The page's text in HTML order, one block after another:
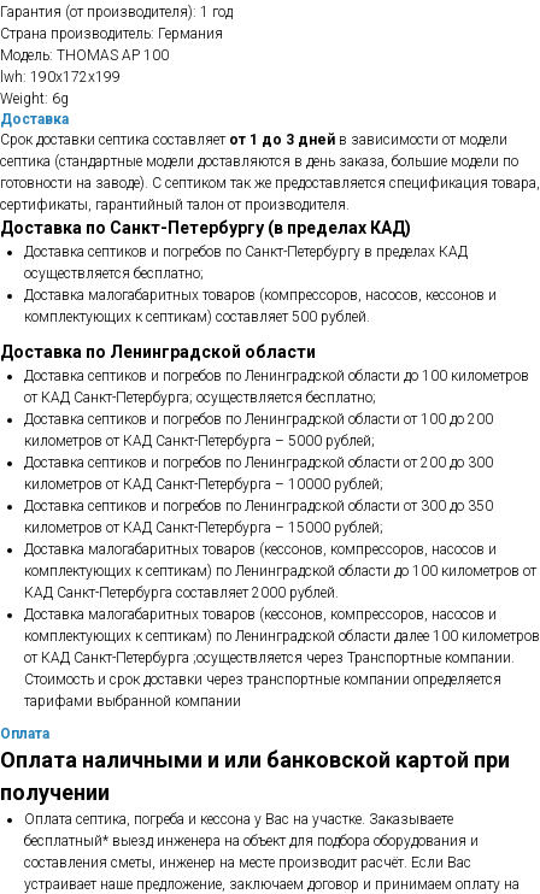
Гарантия (от производителя): 1 год
Страна производитель: Германия
Модель: THOMAS AP 100
lwh: 190x172x199
Weight: 6g
Доставка
Срок доставки септика составляет от 1 до 3 дней в зависимости от модели
септика (стандартные модели доставляются в день заказа, большие модели по
готовности на заводе). С септиком так же предоставляется спецификация товара,
сертификаты, гарантийный талон от производителя.
Доставка по Санкт-Петербургу (в пределах КАД)
Доставка септиков и погребов по Санкт-Петербургу в пределах КАД
осуществляется бесплатно;
Доставка малогабаритных товаров (компрессоров, насосов, кессонов и
комплектующих к септикам) составляет 500 рублей.
Доставка по Ленинградской области
Доставка септиков и погребов по Ленинградской области до 100 километров
от КАД Санкт-Петербурга; осуществляется бесплатно;
Доставка септиков и погребов по Ленинградской области от 100 до 200
километров от КАД Санкт-Петербурга – 5000 рублей;
Доставка септиков и погребов по Ленинградской области от 200 до 300
километров от КАД Санкт-Петербурга – 10000 рублей;
Доставка септиков и погребов по Ленинградской области от 300 до 350
километров от КАД Санкт-Петербурга – 15000 рублей;
Доставка малогабаритных товаров (кессонов, компрессоров, насосов и
комплектующих к септикам) по Ленинградской области до 100 километров от
КАД Санкт-Петербурга составляет 2000 рублей.
Доставка малогабаритных товаров (кессонов, компрессоров, насосов и
комплектующих к септикам) по Ленинградской области далее 100 километров
от КАД Санкт-Петербурга ;осуществляется через Транспортные компании.
Стоимость и срок доставки через транспортные компании определяется
тарифами выбранной компании
Оплата
Оплата наличными и или банковской картой при
получении
Оплата септика, погреба и кессона у Вас на участке. Заказываете
бесплатный* выезд инженера на объект для подбора оборудования и
составления сметы, инженер на месте производит расчёт. Если Вас
устраивает наше предложение, заключаем договор и принимаем оплату на